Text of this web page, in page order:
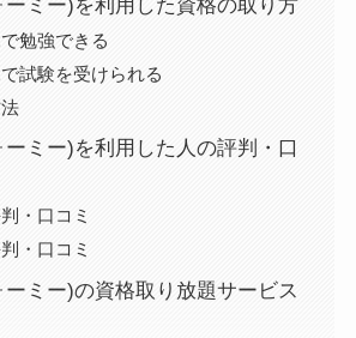
ーミー)を利用した資格の取り方
勉強できる
試験を受けられる
ミー)を利用した人の評判・口
・口コミ
・口コミ
ミー)の資格取り放題サービス